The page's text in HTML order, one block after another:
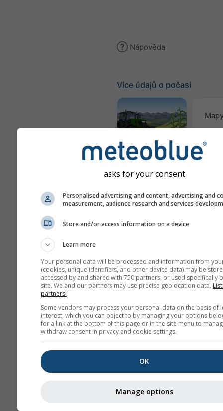
Nápověda
Více údajů o počasí
Meteogram
AGRO
Webkamery
asks for your consent
Personalised advertising and content, advertising and
measurement, audience research and services
Store and/or access information on a device
Learn more
Your personal data will be processed and information from
(cookies, unique identifiers, and other device data) may be
accessed by and shared with 750 partners, or used specifically
site. We and our partners may use precise geolocation data.
partners.
Some vendors may process your personal data on the basis of
interest, which you can object to by managing your options
for a link at the bottom of this page or in the site menu to
withdraw consent in privacy and cookie settings.
OK
Manage options